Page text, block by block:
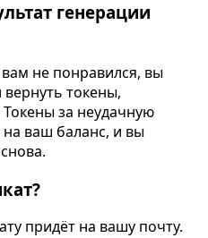
генерации
вам не понравился, вы
токены,
за неудачную
ваш баланс, и вы
придёт на вашу почту.